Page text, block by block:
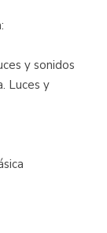
y sonidos
Luces y